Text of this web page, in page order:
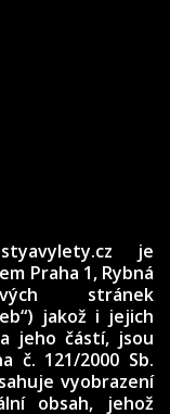
je
Praha 1, Rybná
stránek
jakož i jejich
jeho částí, jsou
č. 121/2000 Sb.
vyobrazení
obsah, jehož